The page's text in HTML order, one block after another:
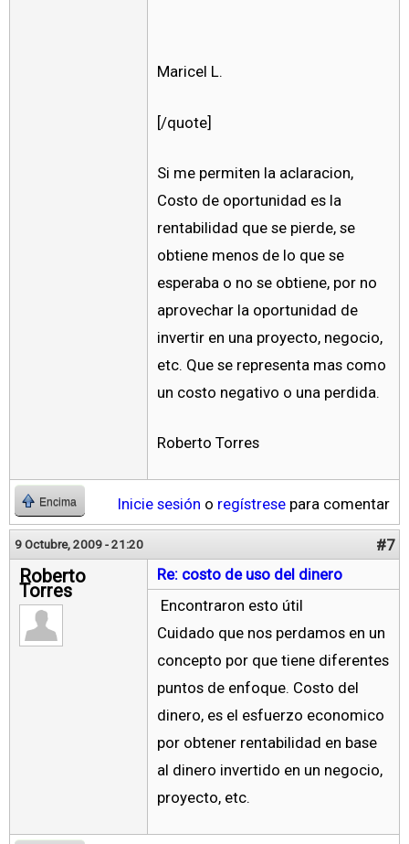
Maricel L.
[/quote]
Si me permiten la aclaracion,
Costo de oportunidad es la
rentabilidad que se pierde, se
obtiene menos de lo que se
esperaba o no se obtiene, por no
aprovechar la oportunidad de
invertir en una proyecto, negocio,
etc. Que se representa mas como
un costo negativo o una perdida.
Roberto Torres
Encima Inicie sesión o regístrese para comentar
9 Octubre, 2009 - 21:20 #7
Roberto
Torres
Re: costo de uso del dinero
Encontraron esto útil
Cuidado que nos perdamos en un
concepto por que tiene diferentes
puntos de enfoque. Costo del
dinero, es el esfuerzo economico
por obtener rentabilidad en base
al dinero invertido en un negocio,
proyecto, etc.